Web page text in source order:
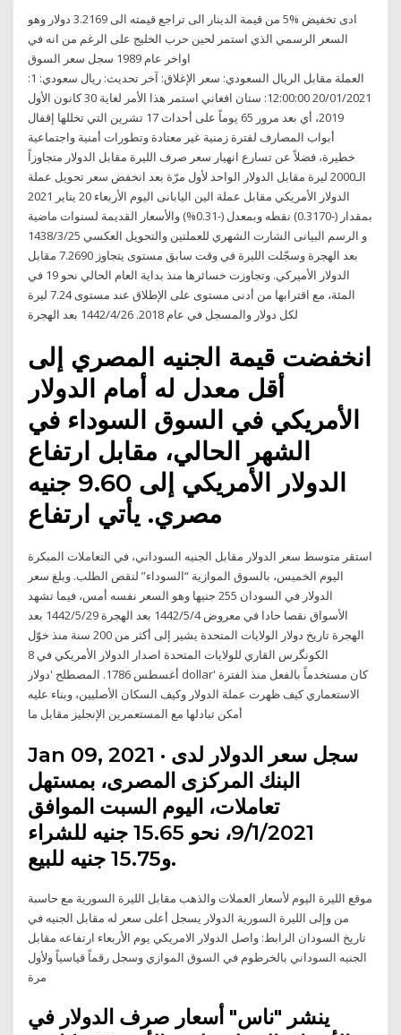
ادى تخفيض %5 من قيمة الدينار الى تراجع قيمته الى 3.2169 دولار وهو
السعر الرسمي الذي استمر لحين حرب الخليج على الرغم من انه في
العملة مقابل الريال السعودي: سعر الإغلاق: آخر تحديث: ريال سعودي: 1:
20/01/2021 12:00:00: ستان افغاني استمر هذا الأمر لغاية 30 كانون الأول
2019، أي بعد مرور 65 يوماً على أحداث 17 تشرين التي تخللها إقفال
أبواب المصارف لفترة زمنية غير معتادة وتطورات أمنية واجتماعية
خطيرة، فضلاً عن تسارع انهيار سعر صرف الليرة مقابل الدولار متجاوزاً
الـ2000 ليرة مقابل الدولار الواحد لأول مرّة بعد انخفض سعر تحويل عملة
الدولار الأمريكي مقابل عملة الين اليابانى اليوم الأربعاء 20 يناير 2021
بمقدار (-0.3170) نقطه وبمعدل (-0.31%) والأسعار القديمة لسنوات ماضية
و الرسم البيانى الشارت الشهري للعملتين والتحويل العكسي 25‏‏/3‏‏/1438
بعد الهجرة وسجّلت الليرة في وقت سابق مستوى يتجاوز 7.2690 مقابل
الدولار الأميركي. وتجاوزت خسائرها منذ بداية العام الحالي نحو 19 في
المئة، مع اقترابها من أدنى مستوى على الإطلاق عند مستوى 7.24 ليرة
لكل دولار والمسجل في عام 2018. 26‏‏/4‏‏/1442 بعد الهجرة
انخفضت قيمة الجنيه المصري إلى
أقل معدل له أمام الدولار
الأمريكي في السوق السوداء في
الشهر الحالي، مقابل ارتفاع
الدولار الأمريكي إلى 9.60 جنيه
استقر متوسط سعر الدولار مقابل الجنيه السوداني، في التعاملات المبكرة
اليوم الخميس، بالسوق الموازية “السوداء” لنقص الطلب. وبلغ سعر
الدولار في السودان 255 جنيها وهو السعر نفسه أمس، فيما تشهد
الأسواق نقصا حادا في معروض 4‏‏/5‏‏/1442 بعد الهجرة 29‏‏/5‏‏/1442 بعد
الهجرة تاريخ دولار الولايات المتحدة يشير إلى أكثر من 200 سنة منذ خوّل
الكونگرس القاري للولايات المتحدة اصدار الدولار الأمريكي في 8
أغسطس 1786. المصطلح 'دولار dollar' كان مستخدماً بالفعل منذ الفترة
الاستعماري كيف ظهرت عملة الدولار وكيف السكان الأصليين، وبناء عليه
أمكن تبادلها مع المستعمرين الإنجليز مقابل ما
Jan 09, 2021 · سجل سعر الدولار لدى
البنك المركزى المصرى، بمستهل
تعاملات، اليوم السبت الموافق
9/1/2021، نحو 15.65 جنيه للشراء
و15.75 جنيه للبيع.
موقع الليرة اليوم لأسعار العملات والذهب مقابل الليرة السورية مع حاسبة
من وإلى الليرة السورية الدولار يسجل أعلى سعر له مقابل الجنيه في
تاريخ السودان الرابط: واصل الدولار الامريكي يوم الأربعاء ارتفاعه مقابل
الجنيه السوداني بالخرطوم في السوق الموازي وسجل رقماً قياسياً ولأول
مرة
ينشر "ناس" أسعار صرف الدولار في